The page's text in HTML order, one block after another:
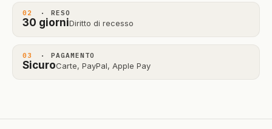
02 · RESO
30 giorniDiritto di recesso
03 · PAGAMENTO
SicuroCarte, PayPal, Apple Pay